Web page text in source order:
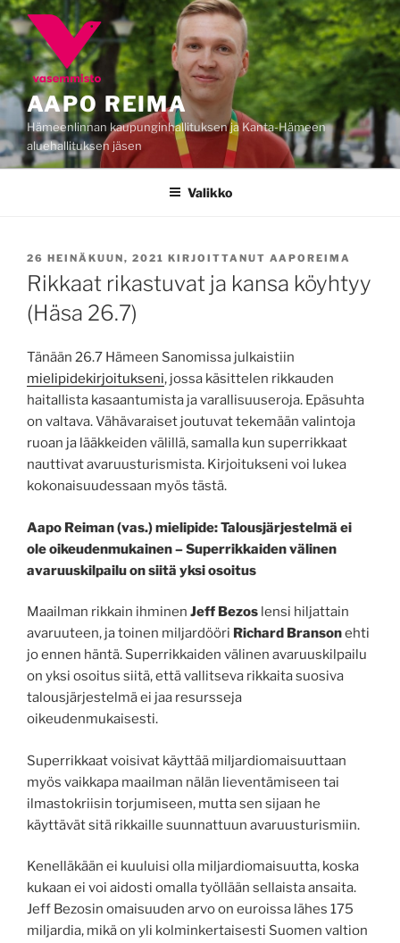
Siirry
sisältöön
AAPO REIMA
Hämeenlinnan kaupunginhallituksen ja Kanta-Hämeen
aluehallituksen jäsen
Valikko
JULKAISTU
26 HEINÄKUUN, 2021 KIRJOITTANUT AAPOREIMA
Rikkaat rikastuvat ja kansa köyhtyy
(Häsa 26.7)
Tänään 26.7 Hämeen Sanomissa julkaistiin
mielipidekirjoitukseni, jossa käsittelen rikkauden
haitallista kasaantumista ja varallisuuseroja. Epäsuhta
on valtava. Vähävaraiset joutuvat tekemään valintoja
ruoan ja lääkkeiden välillä, samalla kun superrikkaat
nauttivat avaruusturismista. Kirjoitukseni voi lukea
kokonaisuudessaan myös tästä.
Aapo Reiman (vas.) mielipide: Talousjärjestelmä ei
ole oikeudenmukainen – Superrikkaiden välinen
avaruuskilpailu on siitä yksi osoitus
Maailman rikkain ihminen Jeff Bezos lensi hiljattain
avaruuteen, ja toinen miljardööri Richard Bransonehti
jo ennen häntä. Superrikkaiden välinen avaruuskilpailu
on yksi osoitus siitä, että vallitseva rikkaita suosiva
talousjärjestelmä ei jaa resursseja
oikeudenmukaisesti.
Superrikkaat voisivat käyttää miljardiomaisuuttaan
myös vaikkapa maailman nälän lieventämiseen tai
ilmastokriisin torjumiseen, mutta sen sijaan he
käyttävät sitä rikkaille suunnattuun avaruusturismiin.
Kenelläkään ei kuuluisi olla miljardiomaisuutta, koska
kukaan ei voi aidosti omalla työllään sellaista ansaita.
Jeff Bezosin omaisuuden arvo on euroissa lähes 175
miljardia, mikä on yli kolminkertaisesti Suomen valtion